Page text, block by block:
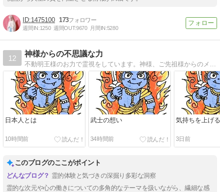
1475100 173
週間IN:1250 週間OUT:9670 月間IN:5280
12
神様からの不思議な力
日本人とは
10時間前
武士の想い
34時間前
気持ちを上げ
3日前
このブログのここがポイント
霊的体験と気づきの深掘り多彩な洞察
霊的な次元や心の働きについての多角的なテーマを扱いながら、繊細な感